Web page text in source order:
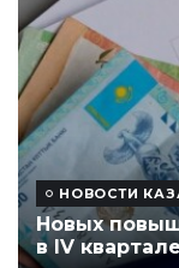
НОВОСТИ
Новых
в IV